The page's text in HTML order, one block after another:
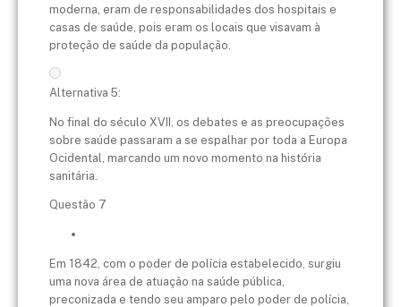
moderna, eram de responsabilidades dos hospitais e
casas de saúde, pois eram os locais que visavam à
proteção de saúde da população.
Alternativa 5:
No final do século XVII, os debates e as preocupações
sobre saúde passaram a se espalhar por toda a Europa
Ocidental, marcando um novo momento na história
sanitária.
Questão 7
Em 1842, com o poder de polícia estabelecido, surgiu
uma nova área de atuação na saúde pública,
preconizada e tendo seu amparo pelo poder de polícia,